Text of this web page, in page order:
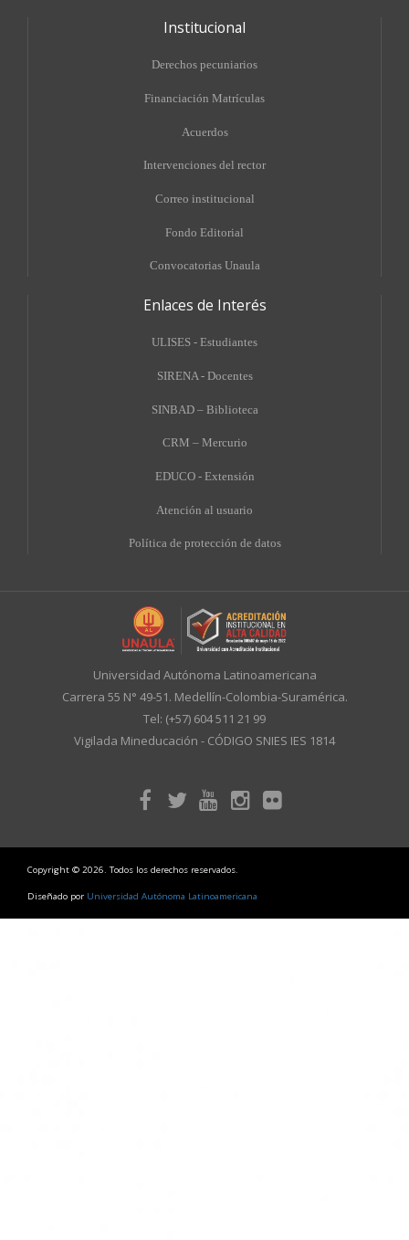
Institucional
Derechos pecuniarios
Financiación Matrículas
Acuerdos
Intervenciones del rector
Correo institucional
Fondo Editorial
Convocatorias Unaula
Enlaces de Interés
ULISES - Estudiantes
SIRENA - Docentes
SINBAD – Biblioteca
CRM – Mercurio
EDUCO - Extensión
Atención al usuario
Política de protección de datos
Universidad Autónoma Latinoamericana
Carrera 55 N° 49-51. Medellín-Colombia-Suramérica.
Tel: (+57) 604 511 21 99
Vigilada Mineducación - CÓDIGO SNIES IES 1814
Copyright © 2026. Todos los derechos reservados.
Diseñado por Universidad Autónoma Latinoamericana